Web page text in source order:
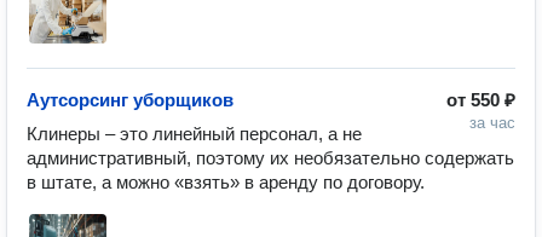
от 550 ₽
за час
Аутсорсинг уборщиков
Клинеры – это линейный персонал, а не
административный, поэтому их необязательно содержать
в штате, а можно «взять» в аренду по договору.